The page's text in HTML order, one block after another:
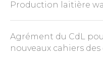
Production laitière
Agrément du CdL
nouveaux cahiers